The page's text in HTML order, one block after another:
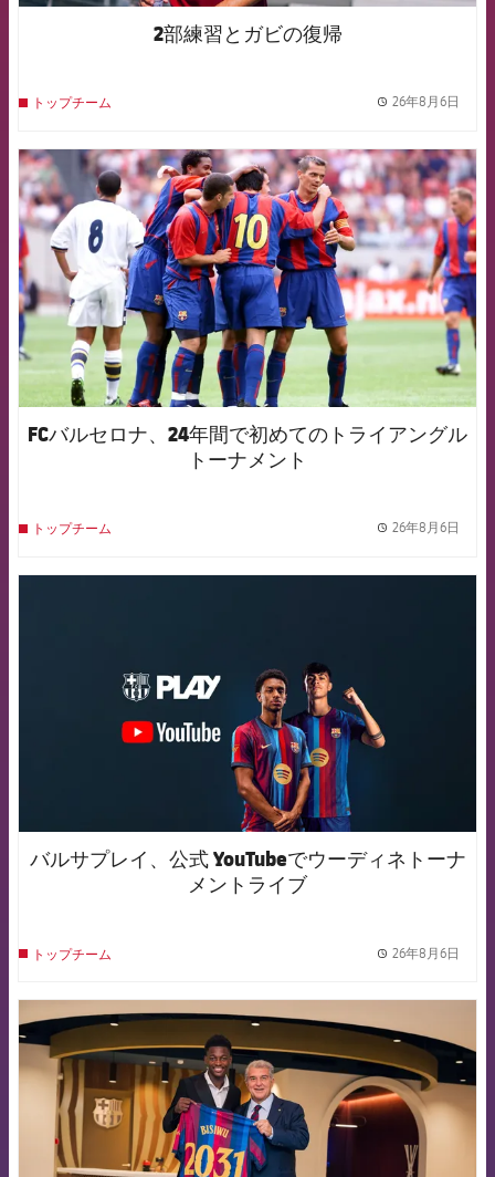
2部練習とガビの復帰
トップチーム 26年8月6日
FCB Barcelona badge
FCバルセロナ、24年間で初めてのトライアングル
トーナメント
トップチーム 26年8月6日
バルサプレイ、公式 YouTubeでウーディネトーナ
メントライブ
トップチーム 26年8月6日
FCB Barcelona badge